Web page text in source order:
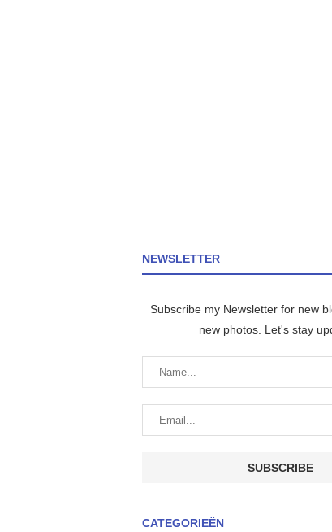
NEWSLETTER
Subscribe my Newsletter for new
new photos. Let's stay
CATEGORIEËN